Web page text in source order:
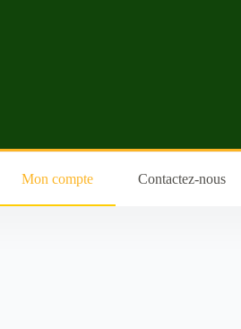
Mon compte Contactez-nous